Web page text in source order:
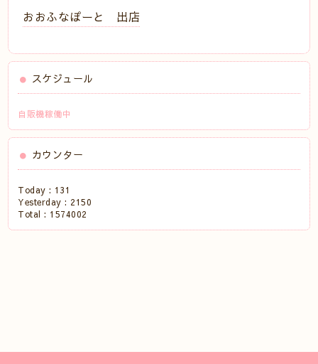
おおふなぽーと 出店
スケジュール
自販機稼働中
カウンター
Today : 131
Yesterday : 2150
Total : 1574002